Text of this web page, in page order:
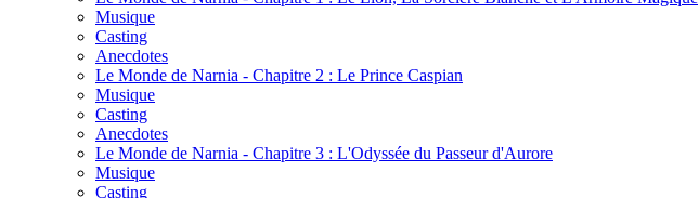
Musique
Casting
Anecdotes
Le Monde de Narnia - Chapitre 2 : Le Prince Caspian
Musique
Casting
Anecdotes
Le Monde de Narnia - Chapitre 3 : L'Odyssée du Passeur d'Aurore
Musique
Casting